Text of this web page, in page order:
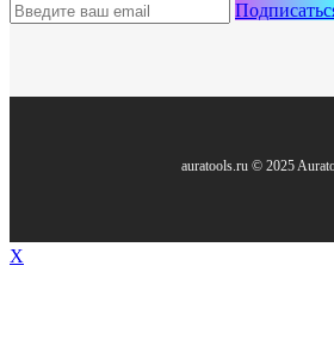
auratools.ru © 2025
X